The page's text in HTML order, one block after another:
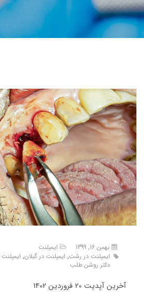
بهمن 16, 1399
ایمپلنت
ایمپلنت در رشت, ایمپلنت در گیلان,
دکتر روشن طلب
آخرین آپدیت 20 فروردین 1402